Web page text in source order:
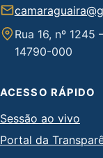
Rua 16, nº 1245
14790-000
ACESSO RÁPIDO
Sessão ao vivo
Portal da